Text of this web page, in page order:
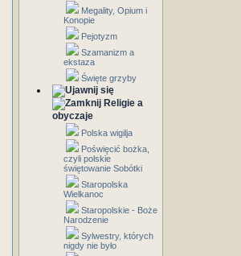
Megality, Opium i
Konopie
Pejotyzm
Szamanizm a
ekstaza
Święte grzyby
Religie a
obyczaje
Polska wigilja
Poświęcić bożka,
czyli polskie
świętowanie Sobótki
Staropolska
Wielkanoc
Staropolskie - Boże
Narodzenie
Sylwestry, których
nigdy nie było